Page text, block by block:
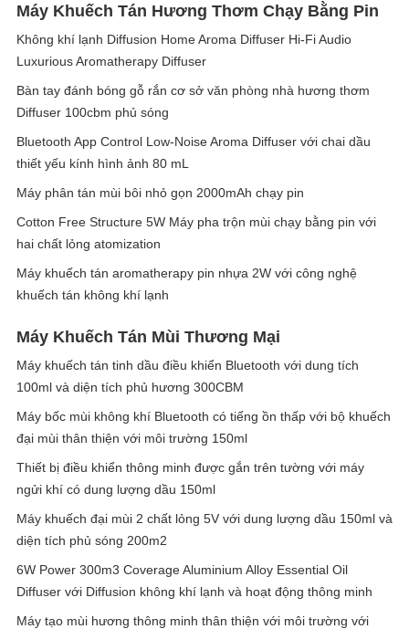
Máy Khuếch Tán Hương Thơm Chạy Bằng Pin
Không khí lạnh Diffusion Home Aroma Diffuser Hi-Fi Audio
Luxurious Aromatherapy Diffuser
Bàn tay đánh bóng gỗ rắn cơ sở văn phòng nhà hương thơm
Diffuser 100cbm phủ sóng
Bluetooth App Control Low-Noise Aroma Diffuser với chai dầu
thiết yếu kính hình ảnh 80 mL
Máy phân tán mùi bôi nhỏ gọn 2000mAh chạy pin
Cotton Free Structure 5W Máy pha trộn mùi chạy bằng pin với
hai chất lỏng atomization
Máy khuếch tán aromatherapy pin nhựa 2W với công nghệ
khuếch tán không khí lạnh
Máy Khuếch Tán Mùi Thương Mại
Máy khuếch tán tinh dầu điều khiển Bluetooth với dung tích
100ml và diện tích phủ hương 300CBM
Máy bốc mùi không khí Bluetooth có tiếng ồn thấp với bộ khuếch
đại mùi thân thiện với môi trường 150ml
Thiết bị điều khiển thông minh được gắn trên tường với máy
ngửi khí có dung lượng dầu 150ml
Máy khuếch đại mùi 2 chất lỏng 5V với dung lượng dầu 150ml và
diện tích phủ sóng 200m2
6W Power 300m3 Coverage Aluminium Alloy Essential Oil
Diffuser với Diffusion không khí lạnh và hoạt động thông minh
Máy tạo mùi hương thông minh thân thiện với môi trường với